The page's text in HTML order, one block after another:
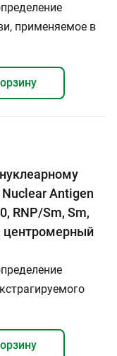
применяемое в
Antigen
RNP/Sm, Sm,
центромерный